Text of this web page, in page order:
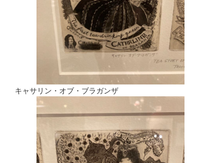
キャサリン・オブ・ブラガンザ